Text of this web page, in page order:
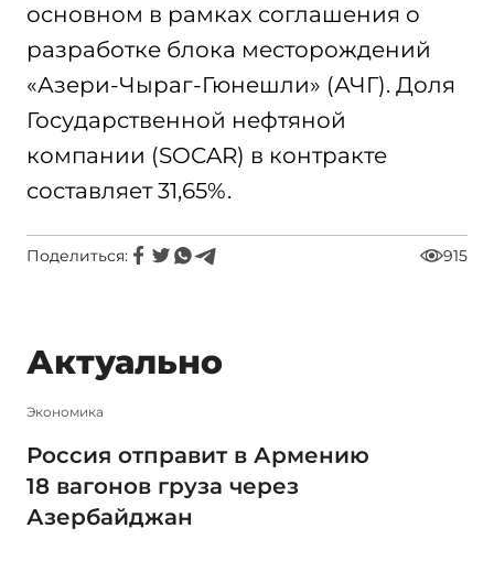
основном в рамках соглашения о
разработке блока месторождений
«Азери-Чыраг-Гюнешли» (АЧГ). Доля
Государственной нефтяной
компании (SOCAR) в контракте
составляет 31,65%.
Поделиться: 915
Актуально
Экономика
Россия отправит в Армению
18 вагонов груза через
Азербайджан